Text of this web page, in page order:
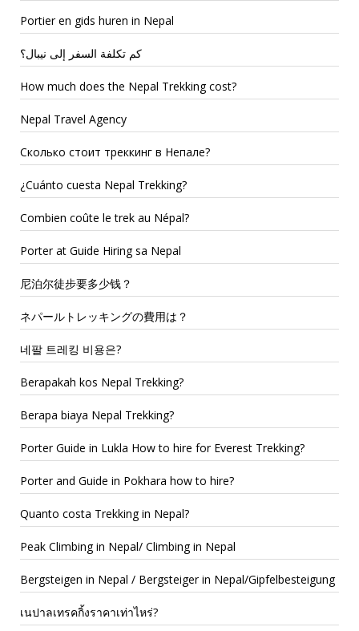
Portier en gids huren in Nepal
كم تكلفة السفر إلى نيبال؟
How much does the Nepal Trekking cost?
Nepal Travel Agency
Сколько стоит треккинг в Непале?
¿Cuánto cuesta Nepal Trekking?
Combien coûte le trek au Népal?
Porter at Guide Hiring sa Nepal
尼泊尔徒步要多少钱？
ネパールトレッキングの費用は？
네팔 트레킹 비용은?
Berapakah kos Nepal Trekking?
Berapa biaya Nepal Trekking?
Porter Guide in Lukla How to hire for Everest Trekking?
Porter and Guide in Pokhara how to hire?
Quanto costa Trekking in Nepal?
Peak Climbing in Nepal/ Climbing in Nepal
Bergsteigen in Nepal / Bergsteiger in Nepal/Gipfelbesteigung
เนปาลเทรคกิ้งราคาเท่าไหร่?